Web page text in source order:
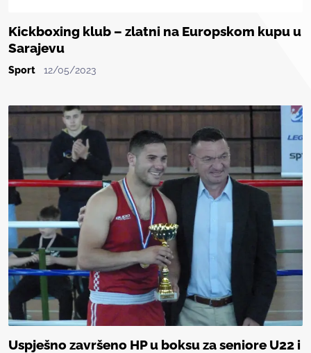
Kickboxing klub – zlatni na Europskom kupu u
Sarajevu
Sport 12/05/2023
Uspješno završeno HP u boksu za seniore U22 i